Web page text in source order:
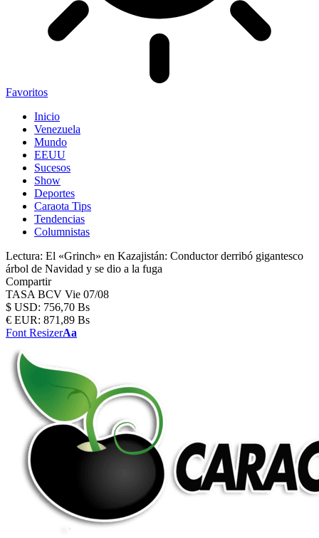
Favoritos
Inicio
Venezuela
Mundo
EEUU
Sucesos
Show
Deportes
Caraota Tips
Tendencias
Columnistas
Lectura: El «Grinch» en Kazajistán: Conductor derribó gigantesco
árbol de Navidad y se dio a la fuga
Compartir
TASA BCV Vie 07/08
$ USD: 756,70 Bs
€ EUR: 871,89 Bs
Font ResizerAa